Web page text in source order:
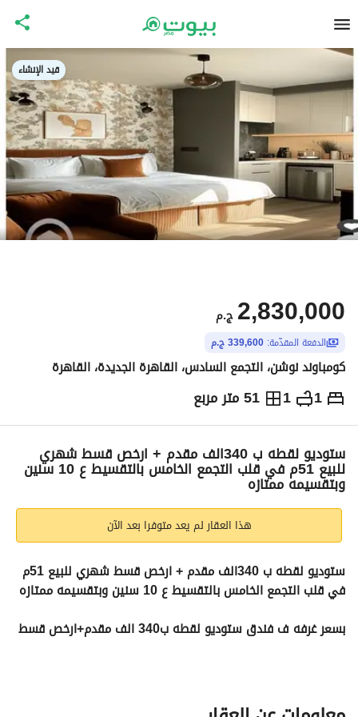
قيد الإنشاء
ج.م 2,830,000
الدفعة المقدّمة: 339,600 ج.م
كومباوند نوشن، التجمع السادس، القاهرة الجديدة، القاهرة
1
1 51 متر مربع ج.م2,830,000
الاماكن القريبةستوديو لقطه ب 340الف مقدم + ارخص قسط شهري
للبيع 51م في قلب التجمع الخامس بالتقسيط ع 10 سنين
وبتقسيمه ممتازه
هذا العقار لم يعد متوفرا بعد الآن
في قلب التجمع الخامس بالتقسيط ع 10 سنين وبتقسيمه ممتازه
وتسكن بأرخص سعر